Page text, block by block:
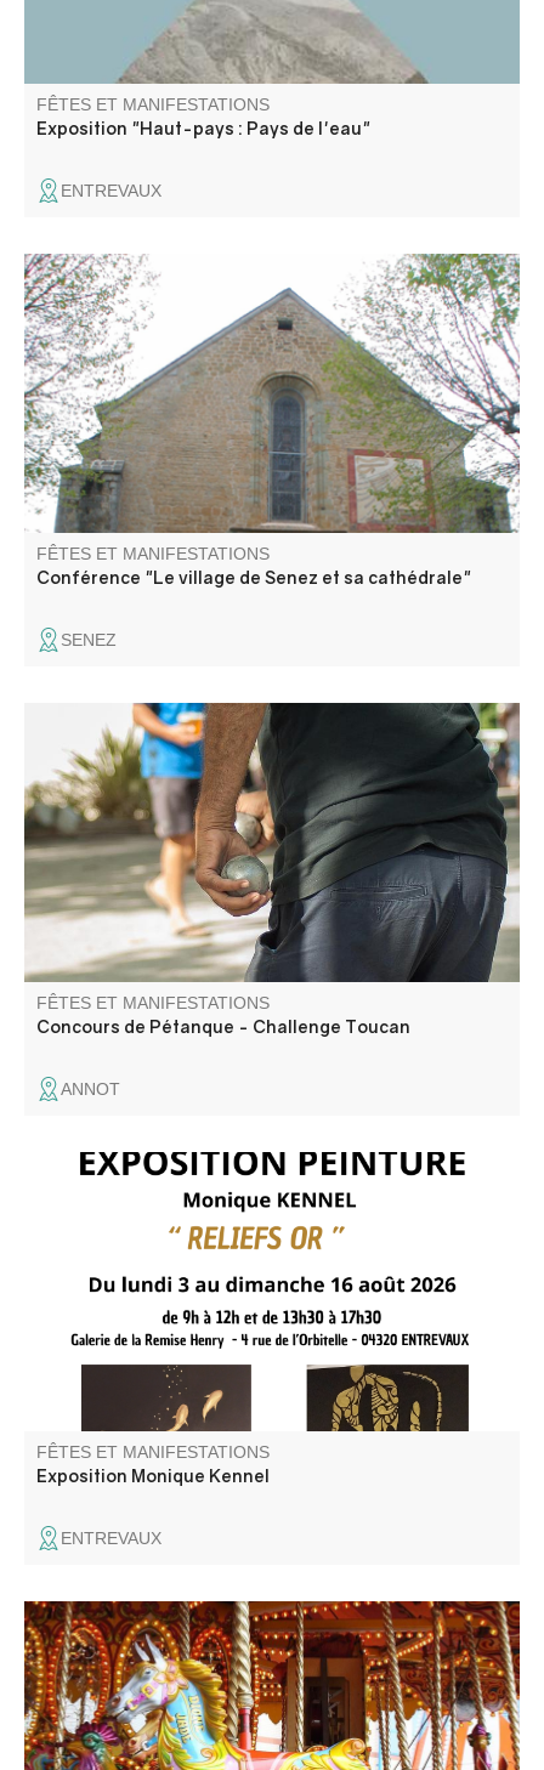
FÊTES ET MANIFESTATIONS
Exposition "Haut-pays : Pays de l'eau"
ENTREVAUX
Découverte guidée du village et de son ancienne
cathédrale avec Laetitia Frassetto guide-conférencière.
FÊTES ET MANIFESTATIONS
Conférence "Le village de Senez et sa cathédrale"
SENEZ
Concours en triplettes constituées organisé par le Comité
des fêtes. Restauration et buvette sur place
FÊTES ET MANIFESTATIONS
Concours de Pétanque - Challenge Toucan
ANNOT
Monique Kennel présente sa nouvelle exposition "Reliefs
FÊTES ET MANIFESTATIONS
Exposition Monique Kennel
ENTREVAUX
Fête patronale avec fête foraine., animations musicales,
spectacles, concours de pétanque et soirées dansantes.